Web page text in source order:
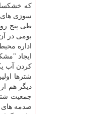
كه
سوزی
بومی در
اداره
ایجاد
كردن آب
دیگر هم
جمعیت
صدمه های